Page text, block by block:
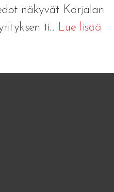
näkyvät Karjalan
ti... Lue lisää